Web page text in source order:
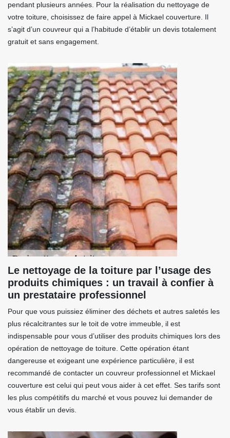
pendant plusieurs années. Pour la réalisation du nettoyage de
votre toiture, choisissez de faire appel à Mickael couverture. Il
s’agit d’un couvreur qui a l’habitude d’établir un devis totalement
gratuit et sans engagement.
Le nettoyage de la toiture par l’usage des
produits chimiques : un travail à confier à
un prestataire professionnel
Pour que vous puissiez éliminer des déchets et autres saletés les
plus récalcitrantes sur le toit de votre immeuble, il est
indispensable pour vous d’utiliser des produits chimiques lors des
opération de nettoyage de toiture. Cette opération étant
dangereuse et exigeant une expérience particulière, il est
recommandé de contacter un couvreur professionnel et Mickael
couverture est celui qui peut vous aider à cet effet. Ses tarifs sont
les plus compétitifs du marché et vous pouvez lui demander de
vous établir un devis.